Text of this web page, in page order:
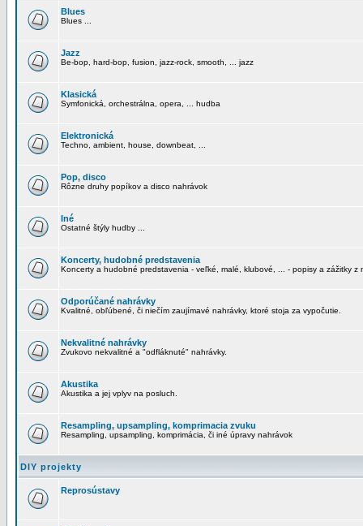
Blues
Blues ...
Jazz
Be-bop, hard-bop, fusion, jazz-rock, smooth, ... jazz
Klasická
Symfonická, orchestrálna, opera, ... hudba
Elektronická
Techno, ambient, house, downbeat, ...
Pop, disco
Rôzne druhy popíkov a disco nahrávok
Iné
Ostatné štýly hudby ...
Koncerty, hudobné predstavenia
Koncerty a hudobné predstavenia - veľké, malé, klubové, ... - popisy a zážitky z
Odporúčané nahrávky
Kvalitné, obľúbené, či niečím zaujímavé nahrávky, ktoré stoja za vypočutie.
Nekvalitné nahrávky
Zvukovo nekvalitné a "odfláknuté" nahrávky.
Akustika
Akustika a jej vplyv na posluch.
Resampling, upsampling, komprimacia zvuku
Resampling, upsampling, komprimácia, či iné úpravy nahrávok
DIY projekty
Reprosústavy